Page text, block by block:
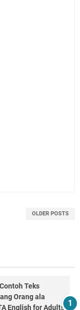
OLDER POSTS
Teks
Orang ala
English for Adults